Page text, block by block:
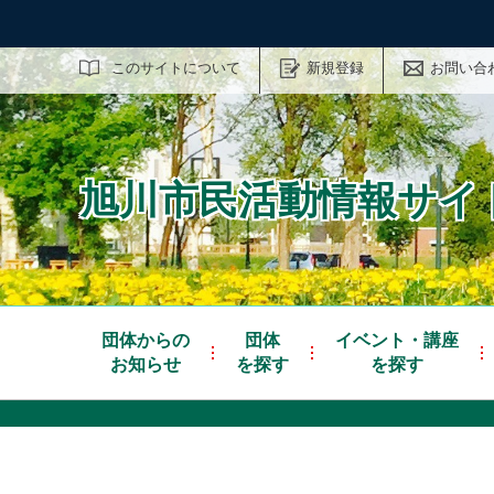
このサイトについて 新規登録 お問い合
サイト内検索
旭川市民活動情報サ
団体からの
お知らせ
団体
を探す
イベント・講座
を探す